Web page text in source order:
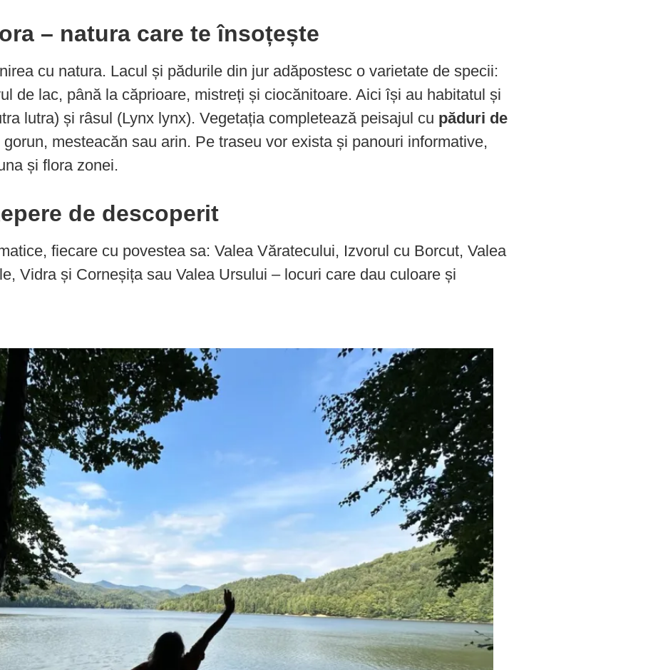
– natura care te însoțește
cu natura. Lacul și pădurile din jur adăpostesc o varietate de specii:
de lac, până la căprioare, mistreți și ciocănitoare. Aici își au habitatul și
lutra) și râsul (Lynx lynx). Vegetația completează peisajul cu păduri de
mesteacăn sau arin. Pe traseu vor exista și panouri informative,
și flora zonei.
de descoperit
fiecare cu povestea sa: Valea Văratecului, Izvorul cu Borcut, Valea
Vidra și Corneșița sau Valea Ursului – locuri care dau culoare și